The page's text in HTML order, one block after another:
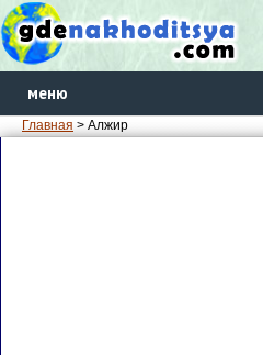
меню
Главная > Алжир